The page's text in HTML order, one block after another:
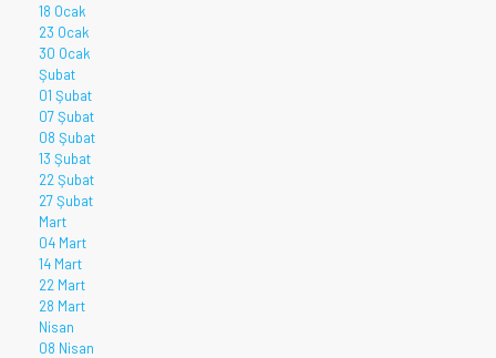
18 Ocak
23 Ocak
30 Ocak
Şubat
01 Şubat
07 Şubat
08 Şubat
13 Şubat
22 Şubat
27 Şubat
Mart
04 Mart
14 Mart
22 Mart
28 Mart
Nisan
08 Nisan